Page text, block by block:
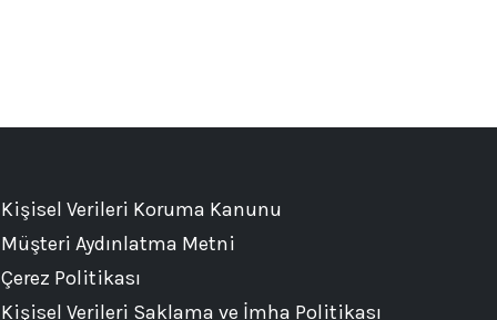
Kişisel Verileri Koruma Kanunu
Müşteri Aydınlatma Metni
Çerez Politikası
Kişisel Verileri Saklama ve İmha Politikası